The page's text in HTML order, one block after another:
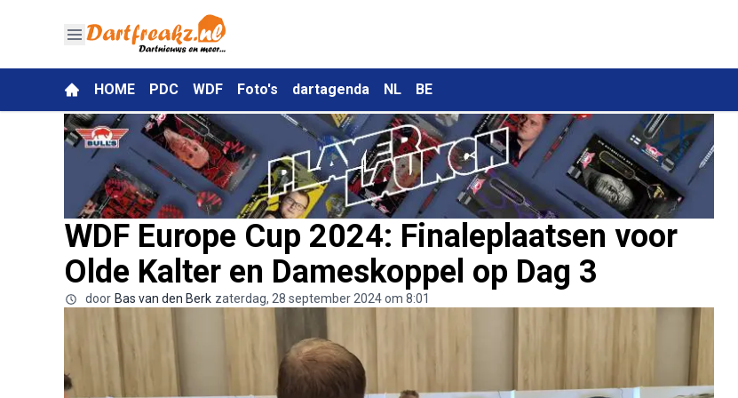
HOME PDC WDF Foto's dartagenda NL BE
WDF Europe Cup 2024: Finaleplaatsen voor
Olde Kalter en Dameskoppel op Dag 3
door Bas van den Berk zaterdag, 28 september 2024 om 8:01